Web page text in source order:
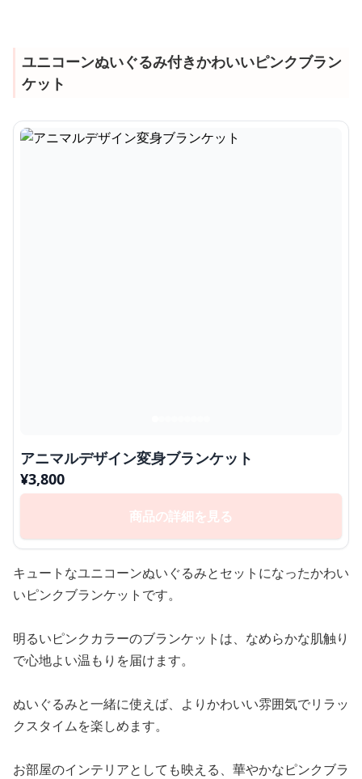
ユニコーンぬいぐるみ付きかわいいピンクブラン
ケット
アニマルデザイン変身ブランケット
¥3,800
商品の詳細を見る
キュートなユニコーンぬいぐるみとセットになったかわい
いピンクブランケットです。
明るいピンクカラーのブランケットは、なめらかな肌触り
で心地よい温もりを届けます。
ぬいぐるみと一緒に使えば、よりかわいい雰囲気でリラッ
クスタイムを楽しめます。
お部屋のインテリアとしても映える、華やかなピンクブラ